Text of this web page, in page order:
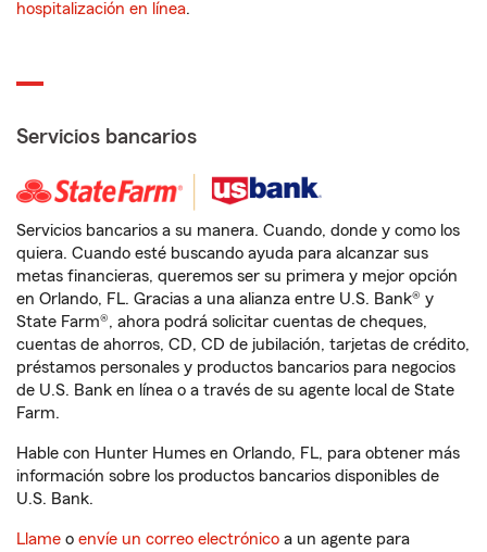
hospitalización en línea.
Servicios bancarios
Servicios bancarios a su manera. Cuando, donde y como los
quiera. Cuando esté buscando ayuda para alcanzar sus
metas financieras, queremos ser su primera y mejor opción
en Orlando, FL. Gracias a una alianza entre U.S. Bank® y
State Farm®, ahora podrá solicitar cuentas de cheques,
cuentas de ahorros, CD, CD de jubilación, tarjetas de crédito,
préstamos personales y productos bancarios para negocios
de U.S. Bank en línea o a través de su agente local de State
Farm.
Hable con Hunter Humes en Orlando, FL, para obtener más
información sobre los productos bancarios disponibles de
U.S. Bank.
Llame o envíe un correo electrónico a un agente para